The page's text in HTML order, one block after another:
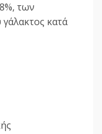
των
κατά